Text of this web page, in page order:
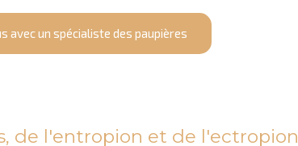
avec un spécialiste des paupières
de l'entropion et de l'ectropion